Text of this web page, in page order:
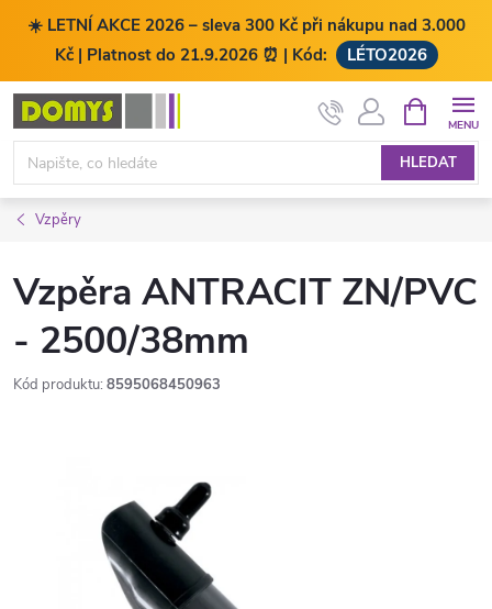
☀️ LETNÍ AKCE 2026 – sleva 300 Kč při nákupu nad 3.000
Kč | Platnost do 21.9.2026 ⏰ | Kód:
LÉTO2026
Přejít
obsah
HLEDAT
NÁKUPNÍ
KOŠÍK
Vzpěry
Vzpěra ANTRACIT ZN/PVC
- 2500/38mm
Kód produktu: 8595068450963